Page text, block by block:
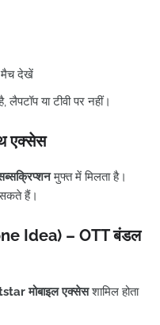
मैच देखें
लैपटॉप या टीवी पर नहीं।
एक्सेस
मुफ्त में मिलता है।
हैं।
Idea) – OTT बंडल
मोबाइल एक्सेसशामिल होता